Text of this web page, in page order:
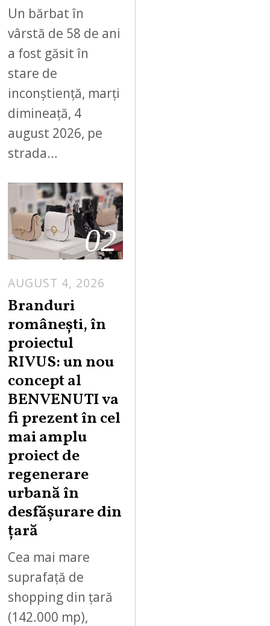
Un bărbat în
vârstă de 58 de ani
a fost găsit în
stare de
inconștiență, marți
dimineață, 4
august 2026, pe
strada…
02
AUGUST 4, 2026
Branduri
românești, în
proiectul
RIVUS: un nou
concept al
BENVENUTI va
fi prezent în cel
mai amplu
proiect de
regenerare
urbană în
desfășurare din
țară
Cea mai mare
suprafață de
shopping din țară
(142.000 mp),